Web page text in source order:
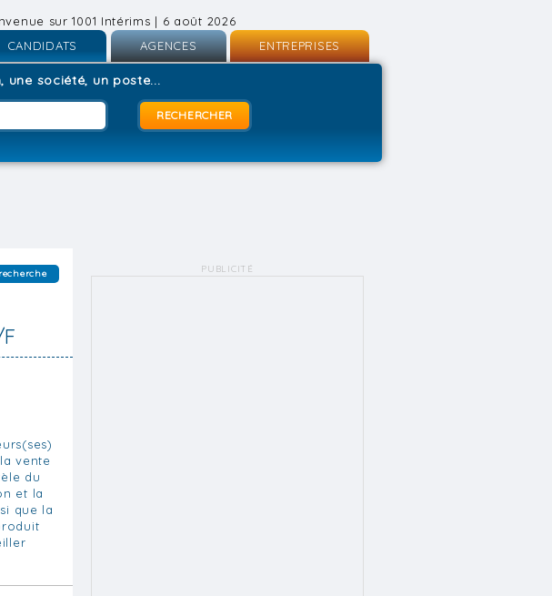
sur 1001 Intérims | 6 août 2026
CANDIDATS
Inscription
AGENCES
Inscription
Connexion
ENTREPRISES
une société, un poste...
vente
du
et la
que la
PUBLICITÉ